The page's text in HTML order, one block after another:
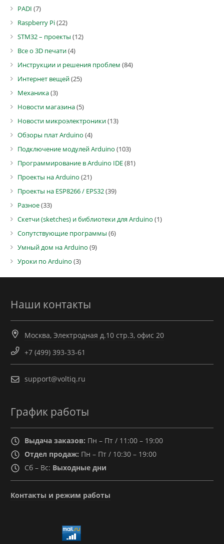
PADI (7)
Raspberry Pi(22)
STM32 – проекты (12)
Все о 3D печати(4)
Инструкции и решения проблем (84)
Интернет вещей(25)
Механика(3)
Новости магазина(5)
Новости микроэлектроники(13)
Обзоры плат Arduino (4)
Подключение модулей Arduino (103)
Программирование в Arduino IDE(81)
Проекты на Arduino (21)
Проекты на ESP8266 / EPS32(39)
Разное(33)
Скетчи (sketches) и библиотеки для Arduino (1)
Сопутствующие программы (6)
Умный дом на Arduino (9)
Уроки по Arduino (3)
Наши контакты
Москва, Электродная д.10 стр.3, офис 20
+7 (499) 393-33-61
support@voltiq.ru
График работы
Выдача заказов: Пн – Пт / 11:00 – 19:00
Отдел продаж: Пн – Пт / 10:30 – 19:00
Сб – Вс: Выходные дни
Контакты и режим работы